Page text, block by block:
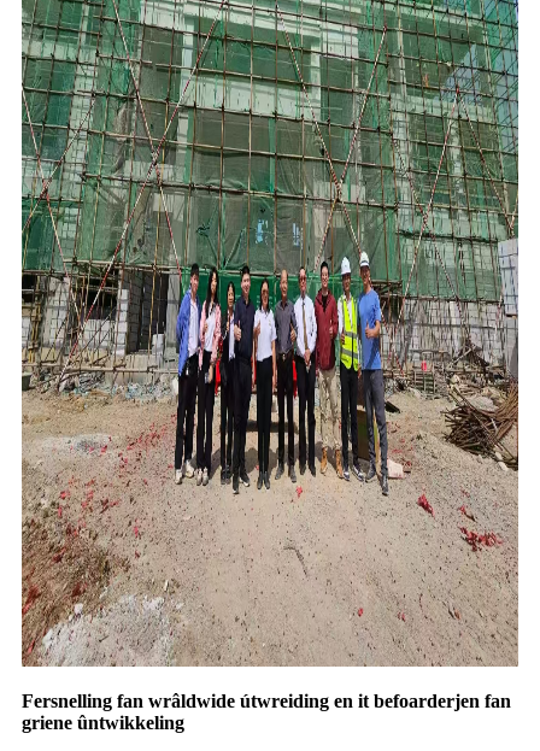
Fersnelling fan wrâldwide útwreiding en it befoarderjen fan
griene ûntwikkeling